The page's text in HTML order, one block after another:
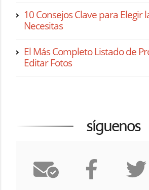
10 Consejos Clave para Elegir
Necesitas
El Más Completo Listado de
Editar Fotos
síguenos